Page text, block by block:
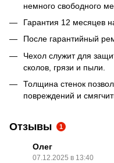
немного свободного
Гарантия 12 месяцев
После гарантийный
Чехол служит для
сколов, грязи и пыли.
Толщина стенок
повреждений и
Отзывы 1
Олег
07.12.2025 в 13:40